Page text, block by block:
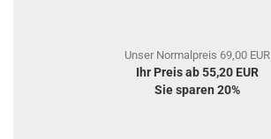
Unser Normalpreis 69,00 EUR
Ihr Preis ab 55,20 EUR
Sie sparen 20%